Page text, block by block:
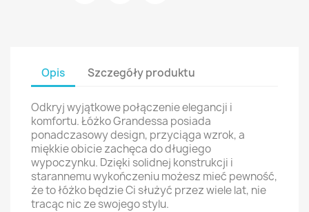
Opis Szczegóły produktu
Odkryj wyjątkowe połączenie elegancji i
komfortu. Łóżko Grandessa posiada
ponadczasowy design, przyciąga wzrok, a
miękkie obicie zachęca do długiego
wypoczynku. Dzięki solidnej konstrukcji i
starannemu wykończeniu możesz mieć pewność,
że to łóżko będzie Ci służyć przez wiele lat, nie
tracąc nic ze swojego stylu.